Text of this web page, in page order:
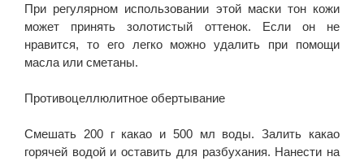
При регулярном использовании этой маски тон кожи
может принять золотистый оттенок. Если он не
нравится, то его легко можно удалить при помощи
масла или сметаны.
Противоцеллюлитное обертывание
Смешать 200 г какао и 500 мл воды. Залить какао
горячей водой и оставить для разбухания. Нанести на